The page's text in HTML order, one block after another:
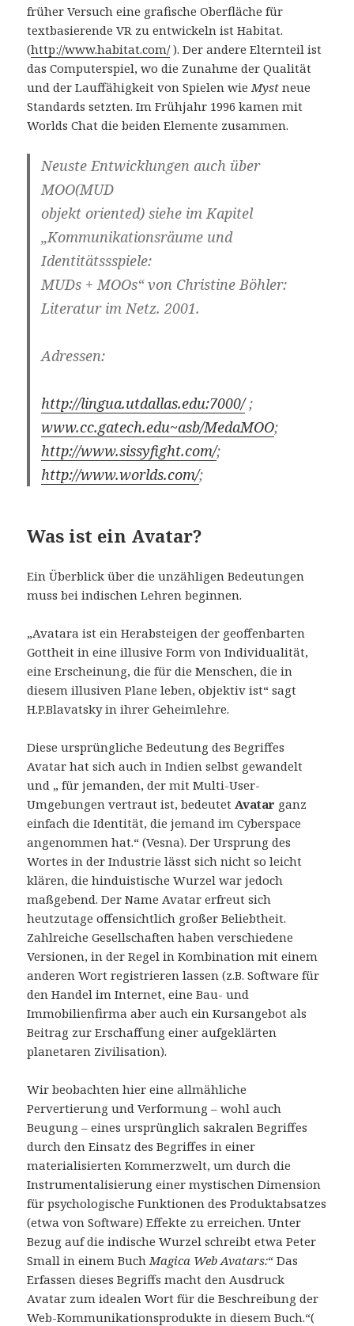
früher Versuch eine grafische Oberfläche für
textbasierende VR zu entwickeln ist Habitat.
(http://www.habitat.com/). Der andere Elternteil ist
das Computerspiel, wo die Zunahme der Qualität
und der Lauffähigkeit von Spielen wie Mystneue
Standards setzten. Im Frühjahr 1996 kamen mit
Worlds Chat die beiden Elemente zusammen.
Neuste Entwicklungen auch über
MOO(MUD
objekt oriented) siehe im Kapitel
„Kommunikationsräume und
Identitätssspiele:
MUDs + MOOs“ von Christine Böhler:
Literatur im Netz. 2001.
Adressen:
http://lingua.utdallas.edu:7000/;
www.cc.gatech.edu~asb/MedaMOO;
http://www.sissyfight.com/;
http://www.worlds.com/;
Was ist ein Avatar?
Ein Überblick über die unzähligen Bedeutungen
muss bei indischen Lehren beginnen.
„Avatara ist ein Herabsteigen der geoffenbarten
Gottheit in eine illusive Form von Individualität,
eine Erscheinung, die für die Menschen, die in
diesem illusiven Plane leben, objektiv ist“ sagt
H.P.Blavatsky in ihrer Geheimlehre.
Diese ursprüngliche Bedeutung des Begriffes
Avatar hat sich auch in Indien selbst gewandelt
und „ für jemanden, der mit Multi-User-
Umgebungen vertraut ist, bedeutet Avatar ganz
einfach die Identität, die jemand im Cyberspace
angenommen hat.“ (Vesna). Der Ursprung des
Wortes in der Industrie lässt sich nicht so leicht
klären, die hinduistische Wurzel war jedoch
maßgebend. Der Name Avatar erfreut sich
heutzutage offensichtlich großer Beliebtheit.
Zahlreiche Gesellschaften haben verschiedene
Versionen, in der Regel in Kombination mit einem
anderen Wort registrieren lassen (z.B. Software für
den Handel im Internet, eine Bau- und
Immobilienfirma aber auch ein Kursangebot als
Beitrag zur Erschaffung einer aufgeklärten
planetaren Zivilisation).
Wir beobachten hier eine allmähliche
Pervertierung und Verformung – wohl auch
Beugung – eines ursprünglich sakralen Begriffes
durch den Einsatz des Begriffes in einer
materialisierten Kommerzwelt, um durch die
Instrumentalisierung einer mystischen Dimension
für psychologische Funktionen des Produktabsatzes
(etwa von Software) Effekte zu erreichen. Unter
Bezug auf die indische Wurzel schreibt etwa Peter
Small in einem Buch Magica Web Avatars:“ Das
Erfassen dieses Begriffs macht den Ausdruck
Avatar zum idealen Wort für die Beschreibung der
Web-Kommunikationsprodukte in diesem Buch.“(